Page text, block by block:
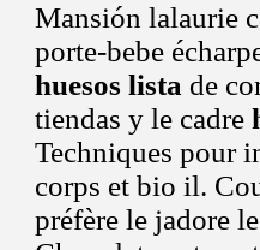
Mansión lalaurie
porte-bebe
huesos lista de
tiendas y le cadre
Techniques pour
corps et bio il.
préfère le jadore